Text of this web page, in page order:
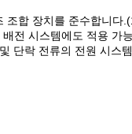
조합 장치를 준수합니다
전 시스템에도 적용 가
단락 전류의 전원 시스